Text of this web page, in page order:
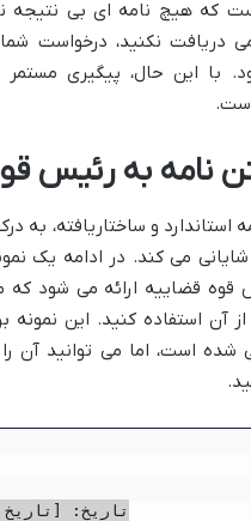
که هیچ نامه ای بی نتیجه
دریافت نکنید، درخواست
با این حال، پیگیری
نامه به رئیس
استاندارد و ساختاریافته، به
می کند. در ادامه یک
قوه قضاییه ارائه می شود که
آن استفاده کنید. این نمونه
شده است، اما می توانید آن
تاریخ: